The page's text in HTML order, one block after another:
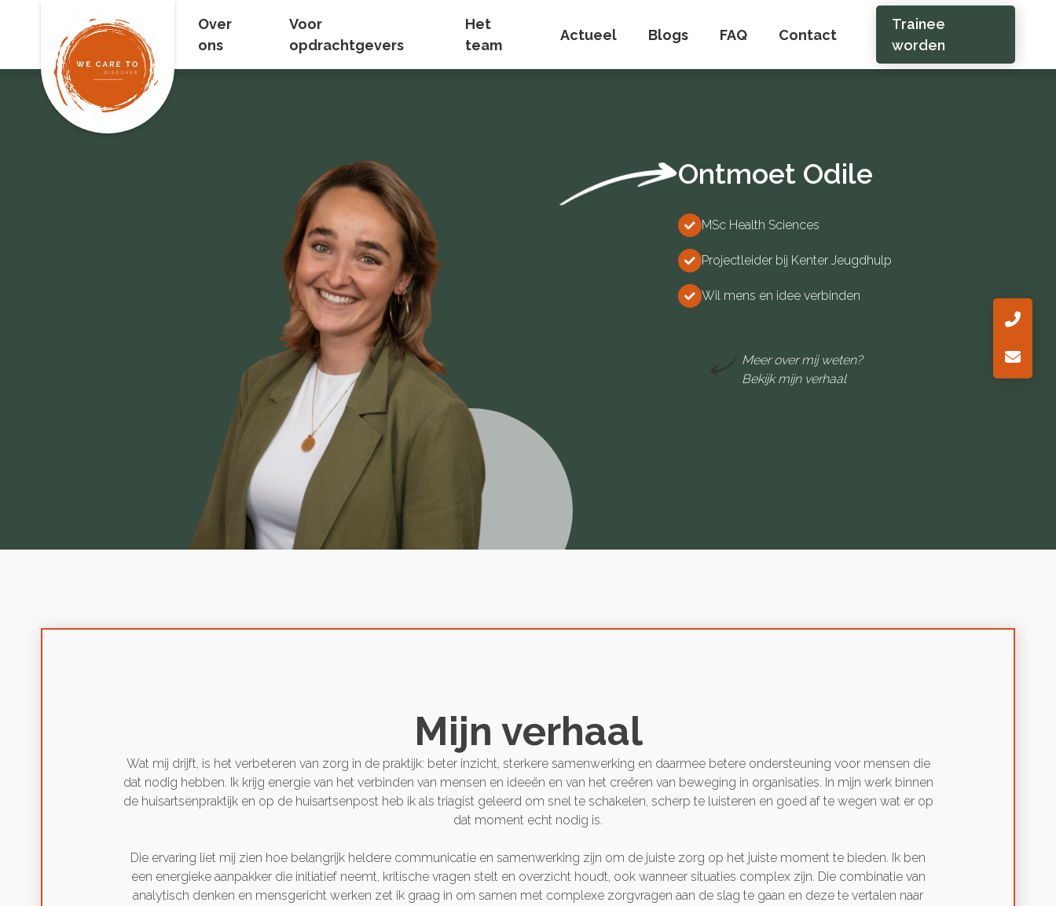
Over
ons
Voor
opdrachtgevers
Het
team
Actueel Blogs FAQ Contact
Trainee
worden
Ontmoet Odile
MSc Health Sciences
Projectleider bij Kenter Jeugdhulp
Wil mens en idee verbinden
Meer over mij weten?
Bekijk mijn verhaal
Mijn verhaal
Wat mij drijft, is het verbeteren van zorg in de praktijk: beter inzicht, sterkere samenwerking en daarmee betere ondersteuning voor mensen die
dat nodig hebben. Ik krijg energie van het verbinden van mensen en ideeën en van het creëren van beweging in organisaties. In mijn werk binnen
de huisartsenpraktijk en op de huisartsenpost heb ik als triagist geleerd om snel te schakelen, scherp te luisteren en goed af te wegen wat er op
dat moment echt nodig is.
Die ervaring liet mij zien hoe belangrijk heldere communicatie en samenwerking zijn om de juiste zorg op het juiste moment te bieden. Ik ben
een energieke aanpakker die initiatief neemt, kritische vragen stelt en overzicht houdt, ook wanneer situaties complex zijn. Die combinatie van
analytisch denken en mensgericht werken zet ik graag in om samen met complexe zorgvragen aan de slag te gaan en deze te vertalen naar